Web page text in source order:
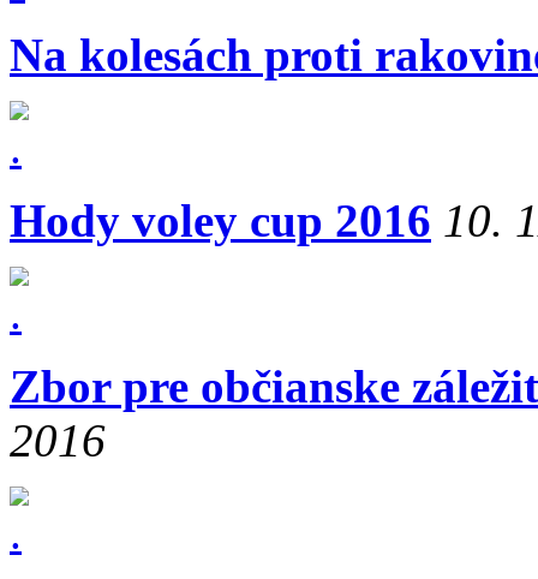
Na kolesách proti
Hody voley cup 2016 10.
Zbor pre občianske
2016